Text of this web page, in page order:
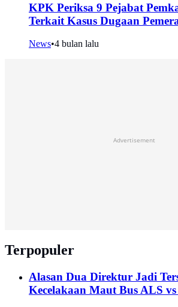
KPK Periksa 9 Pejabat
Terkait Kasus Dugaan
News•4 bulan lalu
Advertisement
Terpopuler
Alasan Dua Direktur Jadi
Kecelakaan Maut Bus ALS